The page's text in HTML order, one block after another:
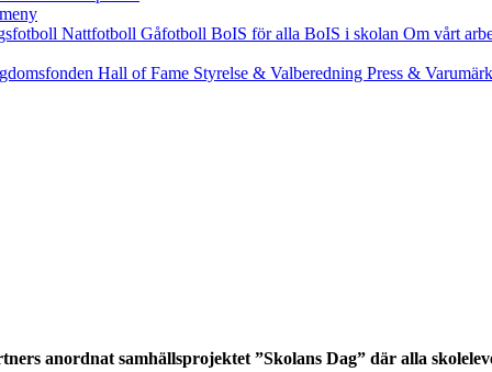
Nattfotboll Gåfotboll BoIS för alla BoIS i skolan Om vårt
Hall of Fame Styrelse & Valberedning Press &
anordnat samhällsprojektet ”Skolans Dag” där alla